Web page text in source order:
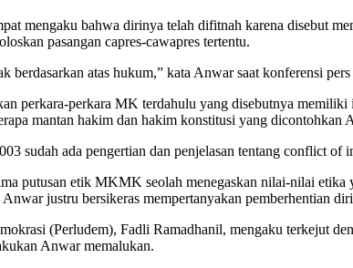
mengaku bahwa dirinya telah difitnah karena disebut
pasangan capres-cawapres tertentu.
berdasarkan atas hukum,” kata Anwar saat konferensi
perkara-perkara MK terdahulu yang disebutnya
mantan hakim dan hakim konstitusi yang dicontohkan
sudah ada pengertian dan penjelasan tentang conflict of
putusan etik MKMK seolah menegaskan nilai-nilai
justru bersikeras mempertanyakan pemberhentian
(Perludem), Fadli Ramadhanil, mengaku terkejut
Anwar memalukan.